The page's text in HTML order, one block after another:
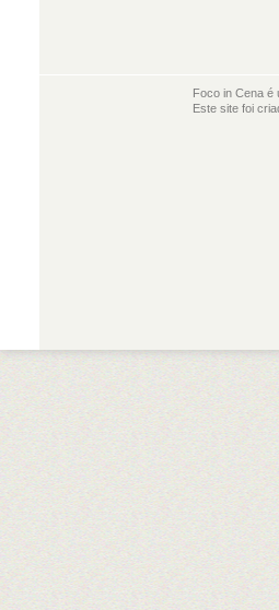
Foco in Cena é
Este site foi